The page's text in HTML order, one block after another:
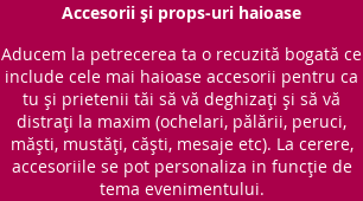
Accesorii și props-uri haioase
Aducem la petrecerea ta o recuzită bogată ce
include cele mai haioase accesorii pentru ca
tu și prietenii tăi să vă deghizați și să vă
distrați la maxim (ochelari, pălării, peruci,
măști, mustăți, căști, mesaje etc). La cerere,
accesoriile se pot personaliza in funcție de
tema evenimentului.